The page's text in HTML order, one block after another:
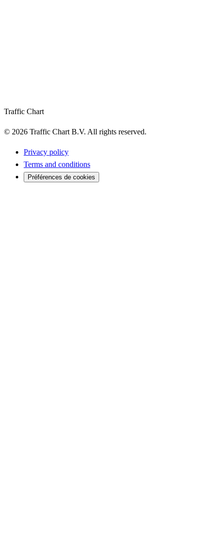
Traffic Chart
© 2026 Traffic Chart B.V. All rights reserved.
Privacy policy
Terms and conditions
Préférences de cookies